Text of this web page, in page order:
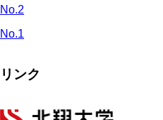
No.2
No.1
リンク